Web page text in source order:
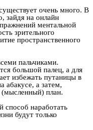
очень много. В
зайдя на онлайн
ментальной
зрительного
пространственного
пальчиками.
большой палец, а для
избежать путаницы в
абакусе, а затем,
(мысленный) план.
способ наработать
будут только